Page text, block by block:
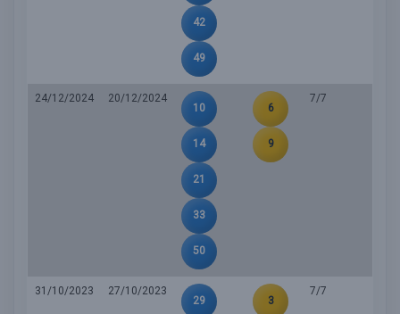
42
49
24/12/2024
20/12/2024
10
14
21
33
50
6
9
7/7
31/10/2023
27/10/2023
29
3
7/7